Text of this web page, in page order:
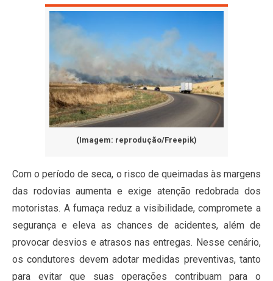
(Imagem: reprodução/Freepik)
Com o período de seca, o risco de queimadas às margens
das rodovias aumenta e exige atenção redobrada dos
motoristas. A fumaça reduz a visibilidade, compromete a
segurança e eleva as chances de acidentes, além de
provocar desvios e atrasos nas entregas. Nesse cenário,
os condutores devem adotar medidas preventivas, tanto
para evitar que suas operações contribuam para o